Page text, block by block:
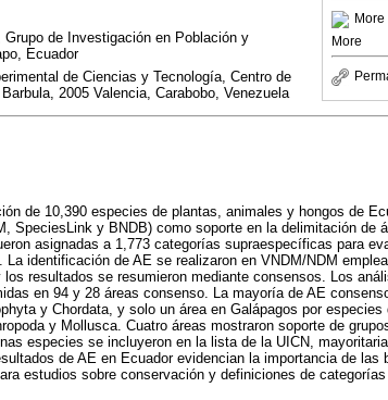
More
More
de Investigación en Población y
Ecuador
de Ciencias y Tecnología, Centro de
2005 Valencia, Carabobo, Venezuela
de 10,390 especies de plantas, animales y hongos de
SpeciesLink y BNDB) como soporte en la delimitación de
asignadas a 1,773 categorías supraespecíficas para
identificación de AE se realizaron en VNDM/NDM
resultados se resumieron mediante consensos. Los
en 94 y 28 áreas consenso. La mayoría de AE
y Chordata, y solo un área en Galápagos por especies
y Mollusca. Cuatro áreas mostraron soporte de
especies se incluyeron en la lista de la UICN,
de AE en Ecuador evidencian la importancia de las
estudios sobre conservación y definiciones de